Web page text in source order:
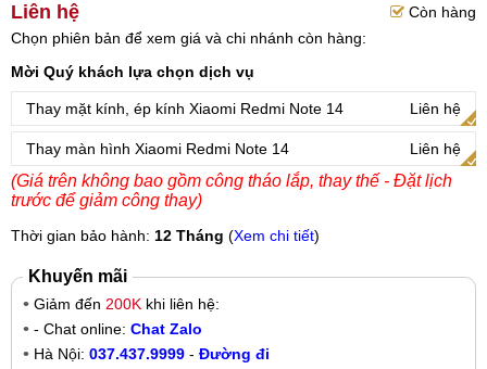
Liên hệ
Còn hàng
Chọn phiên bản để xem giá và chi nhánh còn hàng:
Mời Quý khách lựa chọn dịch vụ
Thay mặt kính, ép kính Xiaomi Redmi Note 14 Liên hệ
Thay màn hình Xiaomi Redmi Note 14 Liên hệ
(Giá trên không bao gồm công tháo lắp, thay thế - Đặt lịch
trước để giảm công thay)
Thời gian bảo hành: 12 Tháng (Xem chi tiết)
Khuyến mãi
Giảm đến 200K khi liên hệ:
- Chat online: Chat Zalo
Hà Nội: 037.437.9999 - Đường đi